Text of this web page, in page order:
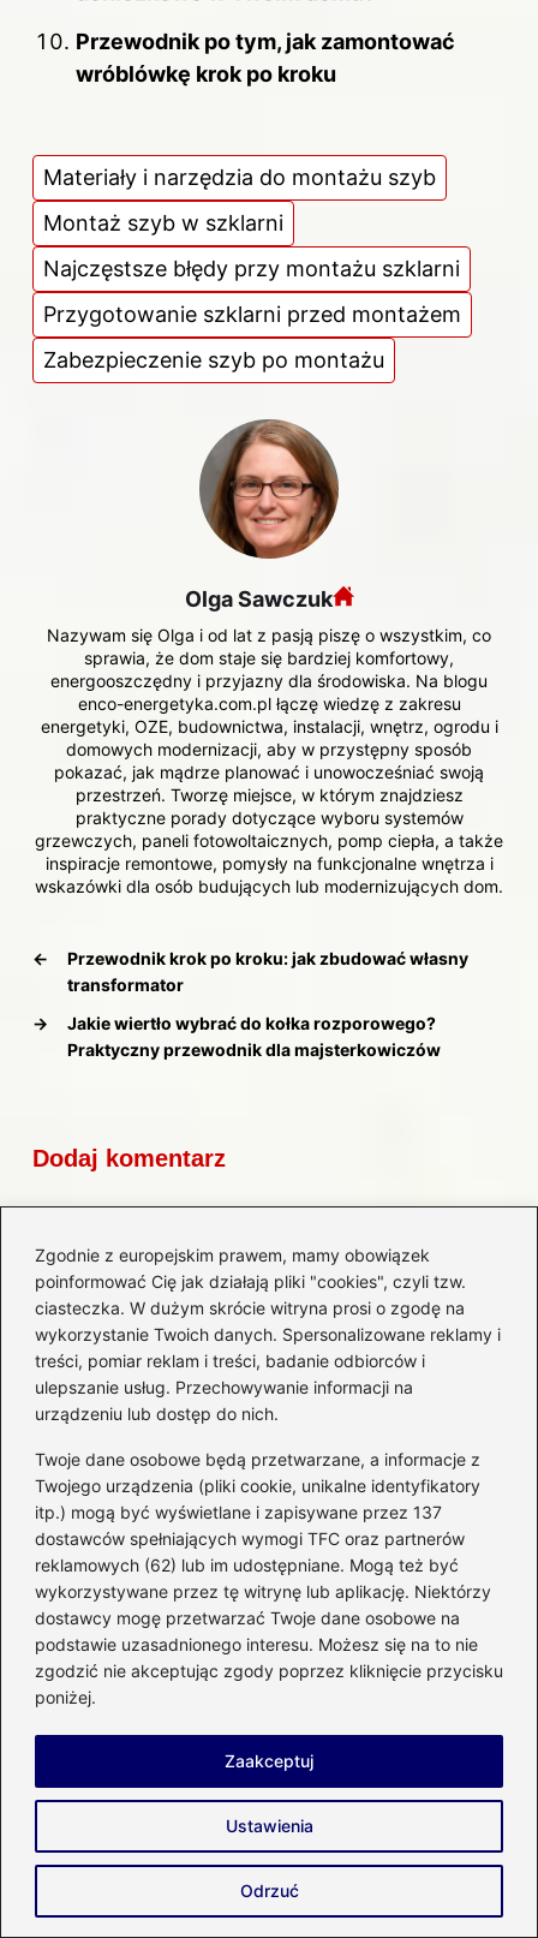
Zgodnie z europejskim prawem, mamy obowiązek
poinformować Cię jak działają pliki "cookies", czyli tzw.
ciasteczka. W dużym skrócie witryna prosi o zgodę na
wykorzystanie Twoich danych. Spersonalizowane reklamy i
treści, pomiar reklam i treści, badanie odbiorców i
ulepszanie usług. Przechowywanie informacji na
urządzeniu lub dostęp do nich.
Twoje dane osobowe będą przetwarzane, a informacje z
Twojego urządzenia (pliki cookie, unikalne identyfikatory
itp.) mogą być wyświetlane i zapisywane przez 137
dostawców spełniających wymogi TFC oraz partnerów
reklamowych (62) lub im udostępniane. Mogą też być
wykorzystywane przez tę witrynę lub aplikację. Niektórzy
dostawcy mogę przetwarzać Twoje dane osobowe na
podstawie uzasadnionego interesu. Możesz się na to nie
zgodzić nie akceptując zgody poprzez kliknięcie przycisku
poniżej.
Ustawienia
Odrzuć
Zaakceptuj
Przewodnik po tym, jak zamontować
wróblówkę krok po kroku
Materiały i narzędzia do montażu szyb
Montaż szyb w szklarni
Najczęstsze błędy przy montażu szklarni
Przygotowanie szklarni przed montażem
Zabezpieczenie szyb po montażu
Olga Sawczuk
Nazywam się Olga i od lat z pasją piszę o wszystkim, co
sprawia, że dom staje się bardziej komfortowy,
energooszczędny i przyjazny dla środowiska. Na blogu
enco-energetyka.com.pl łączę wiedzę z zakresu
energetyki, OZE, budownictwa, instalacji, wnętrz, ogrodu i
domowych modernizacji, aby w przystępny sposób
pokazać, jak mądrze planować i unowocześniać swoją
przestrzeń. Tworzę miejsce, w którym znajdziesz
praktyczne porady dotyczące wyboru systemów
grzewczych, paneli fotowoltaicznych, pomp ciepła, a także
inspiracje remontowe, pomysły na funkcjonalne wnętrza i
wskazówki dla osób budujących lub modernizujących dom.
←
Przewodnik krok po kroku: jak zbudować własny
transformator
→
Jakie wiertło wybrać do kołka rozporowego?
Praktyczny przewodnik dla majsterkowiczów
Dodaj komentarz
Wymagane pola są oznaczone*
Komentarz*
Nazwa *
Adres email *
Witryna internetowa
Zapamiętaj moje dane w tej przeglądarce
podczas pisania kolejnych komentarzy.
Poczytaj więcej